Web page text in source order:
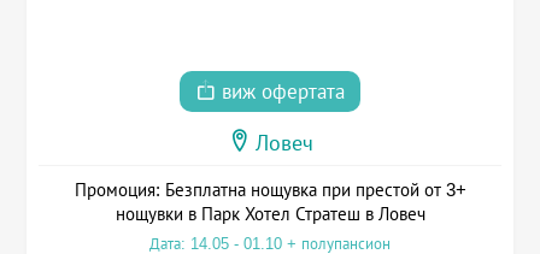
виж офертата
Ловеч
Промоция: Безплатна нощувка при престой от 3+
нощувки в Парк Хотел Стратеш в Ловеч
Дата: 14.05 - 01.10 + полупансион